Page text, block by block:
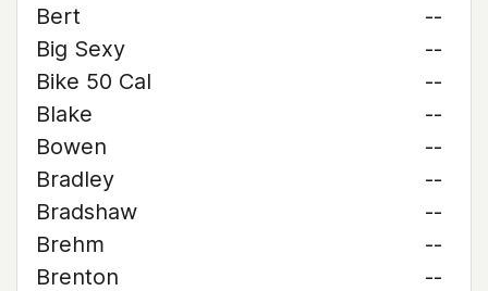
Bert
--
Big Sexy
--
Bike 50 Cal
--
Blake
--
Bowen
--
Bradley
--
Bradshaw
--
Brehm
--
Brenton
--